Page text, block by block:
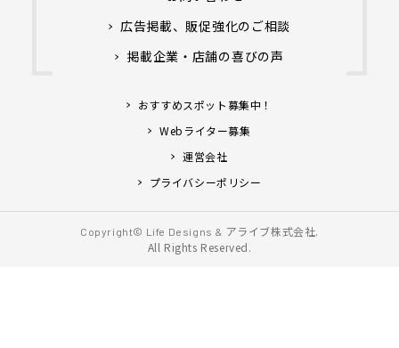
広告掲載、販促強化のご相談
掲載企業・店舗の喜びの声
おすすめスポット募集中！
Webライター募集
運営会社
プライバシーポリシー
Copyright© Life Designs & アライブ株式会社.
All Rights Reserved.